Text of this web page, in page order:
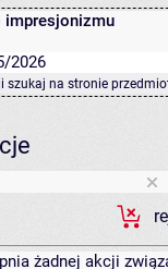
impresjonizmu
2026
szukaj na stronie
żadnej akcji